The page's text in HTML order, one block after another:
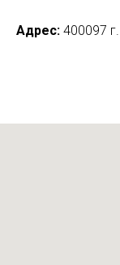
Адрес: 400097